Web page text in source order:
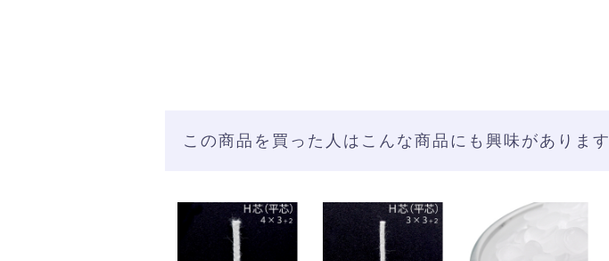
この商品を買った人はこんな商品にも興味があります